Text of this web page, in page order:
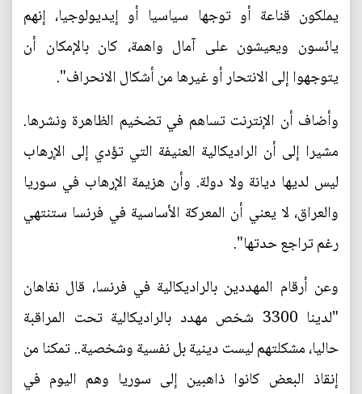
يملكون قناعة أو توجها سياسيا أو إيديولوجيا، إنهم
يائسون ويعيشون على آمال واهمة، كان بالإمكان أن
يتوجهوا إلى الانتحار أو غيرها من أشكال الانحراف".
وأضاف أن الإنترنت تساهم في تضخيم الظاهرة ونشرها.
مشيرا إلى أن الراديكالية العنيفة التي تؤدي إلى الإرهاب
ليس لديها ديانة ولا دولة. وأن هزيمة الإرهاب في سوريا
والعراق، لا يعني أن المعركة الأساسية في فرنسا ستنتهي
رغم تراجع حدتها".
وعن أرقام المهددين بالراديكالية في فرنسا، قال نغاهان
"لدينا 3300 شخص مهدد بالراديكالية تحت المراقبة
حاليا، مشكلتهم ليست دينية بل نفسية وشخصية.. تمكنا من
إنقاذ البعض كانوا ذاهبين إلى سوريا وهم اليوم في